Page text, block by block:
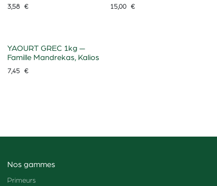
3,58 € 15,00€
YAOURT GREC 1kg —
Famille Mandrekas, Kalios
7,45 €
Nos gammes
Primeurs